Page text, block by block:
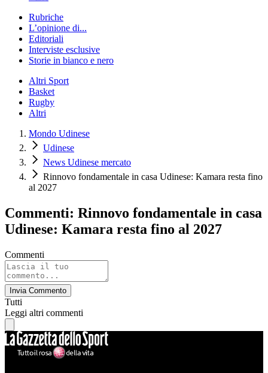
Rubriche
L’opinione di...
Editoriali
Interviste esclusive
Storie in bianco e nero
Altri Sport
Basket
Rugby
Altri
Mondo Udinese
Udinese
News Udinese mercato
Rinnovo fondamentale in casa Udinese: Kamara resta fino
al 2027
Commenti: Rinnovo fondamentale in casa
Udinese: Kamara resta fino al 2027
Commenti
Invia Commento
Tutti
Leggi altri commenti